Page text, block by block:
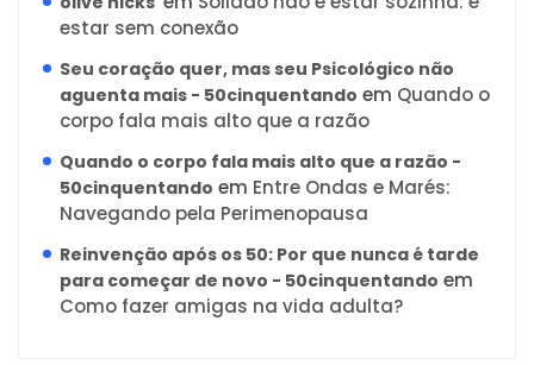
estar sem conexão
Seu coração quer, mas seu Psicológico não
aguenta mais - 50cinquentando em Quando o
corpo fala mais alto que a razão
Quando o corpo fala mais alto que a razão -
50cinquentando em Entre Ondas e Marés:
Navegando pela Perimenopausa
Reinvenção após os 50: Por que nunca é tarde
para começar de novo - 50cinquentando em
Como fazer amigas na vida adulta?